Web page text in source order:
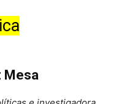
Mesa